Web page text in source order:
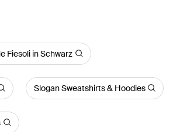
Fiesoli in Schwarz
Slogan Sweatshirts & Hoodies